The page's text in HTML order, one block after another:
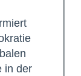
in der